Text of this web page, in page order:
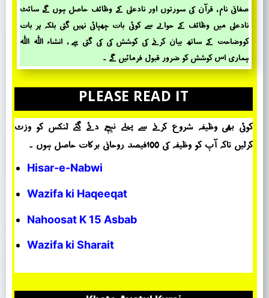
صفاتی نام ، قرآن کی سورتوں اور نادعلی کے وظائف حاصل ہوں گے، سائٹ
نادعلی میں وظائف کے حؤالے سے کوئی بات چھپائی نہیں گئی بلکہ ہر بات
کووضاحت کے ساتھ بیان کرنے کی کوشش کی کی گئی ہے ، انشاء اللہ اللہ
ہماری اس کوشش کو ضرور قبول فرمائیں گے ۔
PLEASE READ IT
کوئی بھی وظیفہ شروع کرنے سے پہلے نیچے دئے گئے لنکس کو وزٹ
کرلیں تاکہ آپ کو وظیفہ کی 100فیصد روحانی برکات حاصل ہوں ۔
Hisar-e-Nabwi
Wazifa ki Haqeeqat
Nahoosat K 15 Asbab
Wazifa ki Sharait